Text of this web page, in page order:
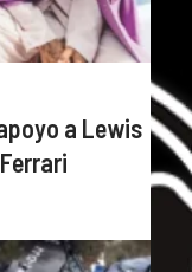
a Lewis